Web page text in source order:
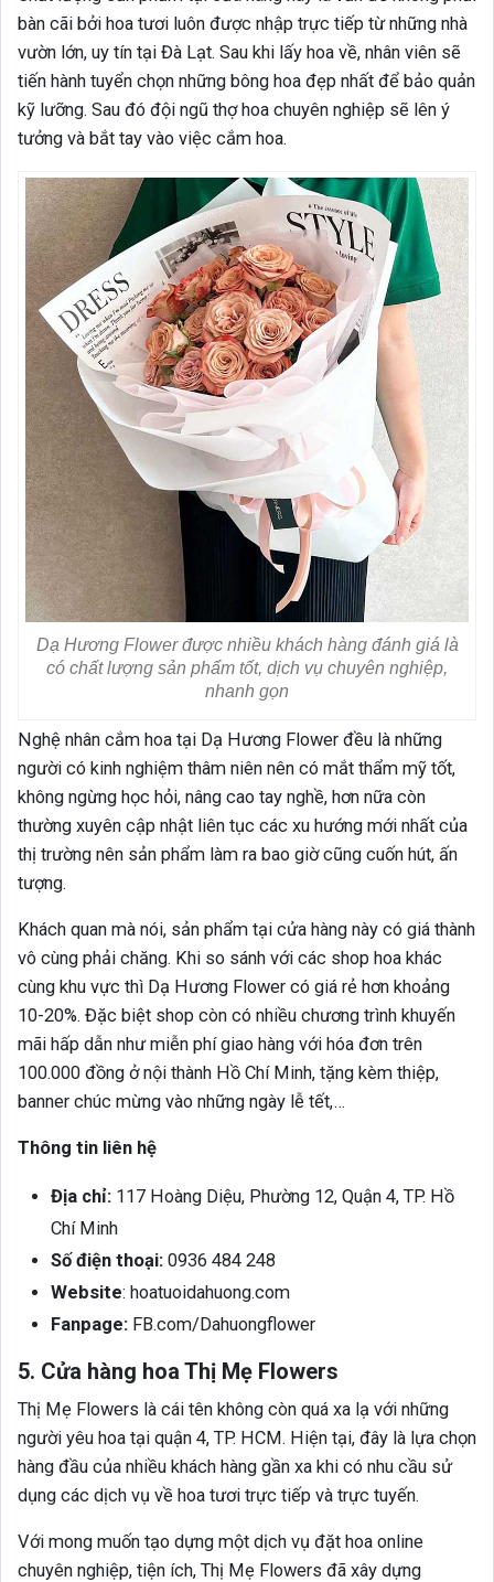
bàn cãi bởi hoa tươi luôn được nhập trực tiếp từ những nhà
vườn lớn, uy tín tại Đà Lạt. Sau khi lấy hoa về, nhân viên sẽ
tiến hành tuyển chọn những bông hoa đẹp nhất để bảo quản
kỹ lưỡng. Sau đó đội ngũ thợ hoa chuyên nghiệp sẽ lên ý
tưởng và bắt tay vào việc cắm hoa.
Dạ Hương Flower được nhiều khách hàng đánh giá là
có chất lượng sản phẩm tốt, dịch vụ chuyên nghiệp,
nhanh gọn
Nghệ nhân cắm hoa tại Dạ Hương Flower đều là những
người có kinh nghiệm thâm niên nên có mắt thẩm mỹ tốt,
không ngừng học hỏi, nâng cao tay nghề, hơn nữa còn
thường xuyên cập nhật liên tục các xu hướng mới nhất của
thị trường nên sản phẩm làm ra bao giờ cũng cuốn hút, ấn
tượng.
Khách quan mà nói, sản phẩm tại cửa hàng này có giá thành
vô cùng phải chăng. Khi so sánh với các shop hoa khác
cùng khu vực thì Dạ Hương Flower có giá rẻ hơn khoảng
10-20%. Đặc biệt shop còn có nhiều chương trình khuyến
mãi hấp dẫn như miễn phí giao hàng với hóa đơn trên
100.000 đồng ở nội thành Hồ Chí Minh, tặng kèm thiệp,
banner chúc mừng vào những ngày lễ tết,…
Thông tin liên hệ
Địa chỉ: 117 Hoàng Diệu, Phường 12, Quận 4, TP. Hồ
Chí Minh
Số điện thoại: 0936 484 248
Website: hoatuoidahuong.com
Fanpage: FB.com/Dahuongflower
5. Cửa hàng hoa Thị Mẹ Flowers
Thị Mẹ Flowers là cái tên không còn quá xa lạ với những
người yêu hoa tại quận 4, TP. HCM. Hiện tại, đây là lựa chọn
hàng đầu của nhiều khách hàng gần xa khi có nhu cầu sử
dụng các dịch vụ về hoa tươi trực tiếp và trực tuyến.
Với mong muốn tạo dựng một dịch vụ đặt hoa online
chuyên nghiệp, tiện ích, Thị Mẹ Flowers đã xây dựng